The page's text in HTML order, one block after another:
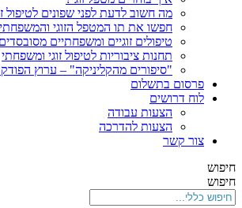
מה חשוב לדעת לפני שפונים לטיפול
חפשו את תו המטפל הזוגי והמשפחתי
טיפולים זוגיים ומשפחתיים מסובסדים
תחנות ציבוריות לטיפול זוגי ומשפחתי
"סיפורים מהקליניקה" – ערוץ
פרסום בתשלום
לוח דרושים
הצעות עבודה
הצעות להדרכה
צור קשר
חיפוש
חיפוש